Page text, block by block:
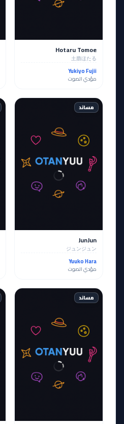
Hotaru Tomoe
土萠ほたる
Yukiyo Fujii
مؤدي الصوت
مساند
JunJun
ジュンジュン
Yuuko Hara
مؤدي الصوت
مساند